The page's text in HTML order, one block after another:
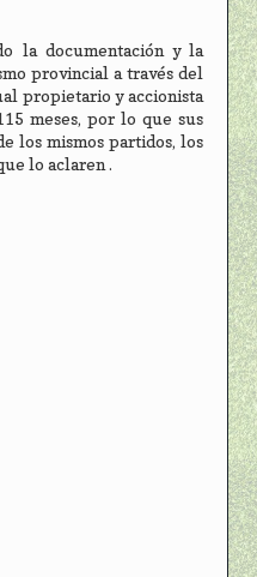
la documentación y la
provincial a través del
propietario y accionista
meses, por lo que sus
los mismos partidos, los
lo aclaren .